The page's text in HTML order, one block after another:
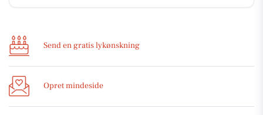
Send en gratis lykønskning
Opret mindeside